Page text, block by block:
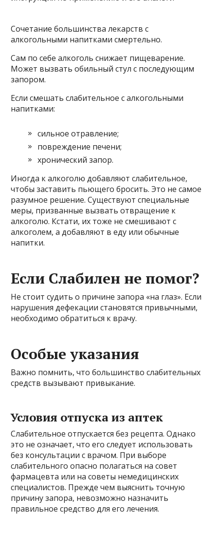
Сочетание большинства лекарств с
алкогольными напитками смертельно.
Сам по себе алкоголь снижает пищеварение.
Может вызвать обильный стул с последующим
запором.
Если смешать слабительное с алкогольными
напитками:
сильное отравление;
повреждение печени;
хронический запор.
Иногда к алкоголю добавляют слабительное,
чтобы заставить пьющего бросить. Это не самое
разумное решение. Существуют специальные
меры, призванные вызвать отвращение к
алкоголю. Кстати, их тоже не смешивают с
алкоголем, а добавляют в еду или обычные
напитки.
Если Слабилен не помог?
Не стоит судить о причине запора «на глаз». Если
нарушения дефекации становятся привычными,
необходимо обратиться к врачу.
Особые указания
Важно помнить, что большинство слабительных
средств вызывают привыкание.
Условия отпуска из аптек
Слабительное отпускается без рецепта. Однако
это не означает, что его следует использовать
без консультации с врачом. При выборе
слабительного опасно полагаться на совет
фармацевта или на советы немедицинских
специалистов. Прежде чем выяснить точную
причину запора, невозможно назначить
правильное средство для его лечения.